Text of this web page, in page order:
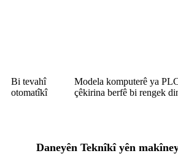
Bi tevahî
otomatîkî
Modela komputerê ya
çêkirina berfê bi rengek
Daneyên Teknîkî yên